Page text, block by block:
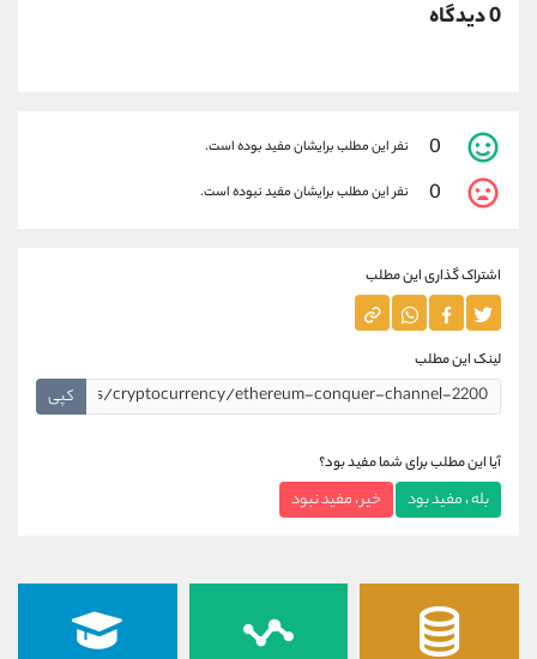
0 دیدگاه
0 نفر این مطلب برایشان مفید بوده است.
0 نفر این مطلب برایشان مفید نبوده است.
اشتراک گذاری این مطلب
لینک این مطلب
کپی
آیا این مطلب برای شما مفید بود؟
بله ، مفید بود خیر ، مفید نبود